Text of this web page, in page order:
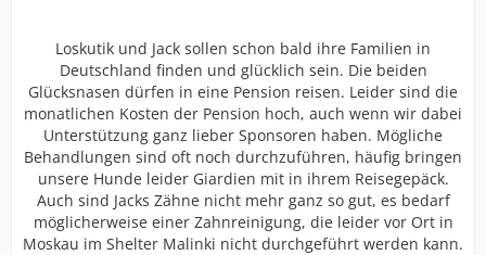
Loskutik und Jack sollen schon bald ihre Familien in
Deutschland finden und glücklich sein. Die beiden
Glücksnasen dürfen in eine Pension reisen. Leider sind die
monatlichen Kosten der Pension hoch, auch wenn wir dabei
Unterstützung ganz lieber Sponsoren haben. Mögliche
Behandlungen sind oft noch durchzuführen, häufig bringen
unsere Hunde leider Giardien mit in ihrem Reisegepäck.
Auch sind Jacks Zähne nicht mehr ganz so gut, es bedarf
möglicherweise einer Zahnreinigung, die leider vor Ort in
Moskau im Shelter Malinki nicht durchgeführt werden kann.